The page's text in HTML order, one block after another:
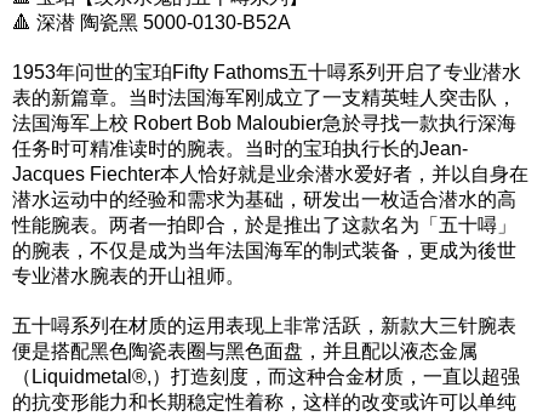
🔺 深潜 陶瓷黑 5000-0130-B52A
1953年问世的宝珀Fifty Fathoms五十噚系列开启了专业潜水
表的新篇章。当时法国海军刚成立了一支精英蛙人突击队，
法国海军上校 Robert Bob Maloubier急於寻找一款执行深海
任务时可精准读时的腕表。当时的宝珀执行长的Jean-
Jacques Fiechter本人恰好就是业余潜水爱好者，并以自身在
潜水运动中的经验和需求为基础，研发出一枚适合潜水的高
性能腕表。两者一拍即合，於是推出了这款名为「五十噚」
的腕表，不仅是成为当年法国海军的制式装备，更成为後世
专业潜水腕表的开山祖师。
五十噚系列在材质的运用表现上非常活跃，新款大三针腕表
便是搭配黑色陶瓷表圈与黑色面盘，并且配以液态金属
（Liquidmetal®,）打造刻度，而这种合金材质，一直以超强
的抗变形能力和长期稳定性着称，这样的改变或许可以单纯